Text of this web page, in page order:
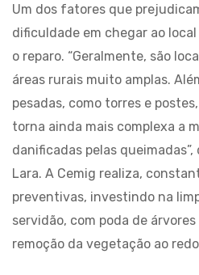
Um dos fatores que
dificuldade em chegar ao
o reparo. “Geralmente, são
áreas rurais muito amplas.
pesadas, como torres e
torna ainda mais complexa a
danificadas pelas
Lara. A Cemig realiza,
preventivas, investindo na
servidão, com poda de
remoção da vegetação ao